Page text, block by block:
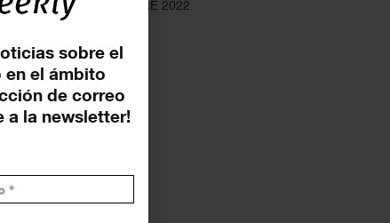
sobre el
el ámbito
de correo
a la newsletter!
19 DICIEMBRE 2022